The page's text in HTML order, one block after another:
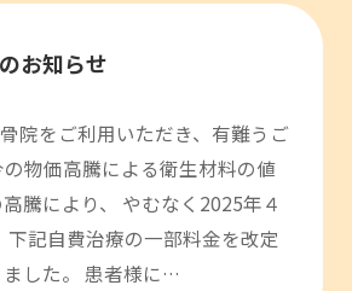
お知らせ
院をご利用いただき、有難うご
の物価高騰による衛生材料の値
騰により、 やむなく2025年４
下記自費治療の一部料金を改定
した。 患者様に…